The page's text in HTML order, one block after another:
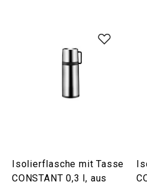
Isolierflasche mit Tasse
CONSTANT 0,3 l, aus